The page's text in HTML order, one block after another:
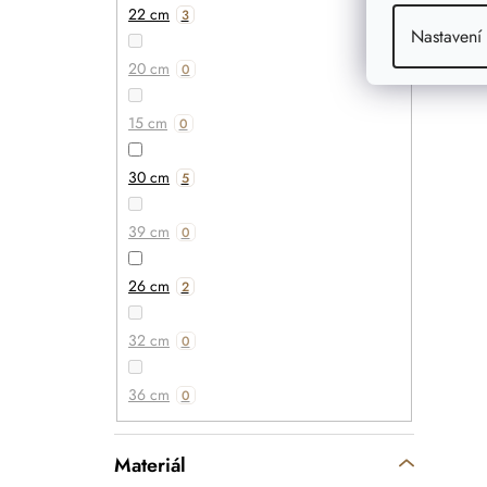
Nastavení
22 cm 3
20 cm 0
15 cm 0
30 cm 5
39 cm 0
26 cm 2
32 cm 0
36 cm 0
Materiál